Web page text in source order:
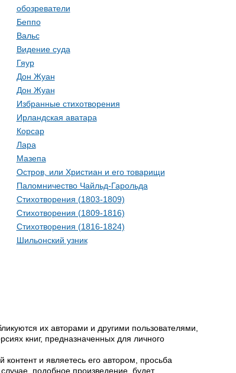
обозреватели
Беппо
Вальс
Видение суда
Гяур
Дон Жуан
Дон Жуан
Избранные стихотворения
Ирландская аватара
Корсар
Лара
Мазепа
Остров, или Христиан и его товарищи
Паломничество Чайльд-Гарольда
Стихотворения (1803-1809)
Стихотворения (1809-1816)
Стихотворения (1816-1824)
Шильонский узник
их авторами и другими пользователями,
книг, предназначенных для личного
и являетесь его автором, просьба
подобное произведение, будет